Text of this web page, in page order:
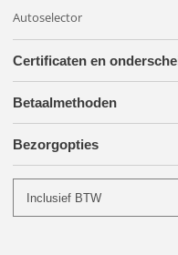
Autoselector
Certificaten en
Betaalmethoden
Bezorgopties